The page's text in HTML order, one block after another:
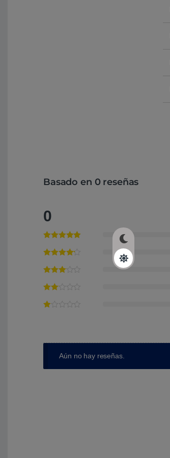
Basado en 0 reseñas
0
Aún no hay reseñas.